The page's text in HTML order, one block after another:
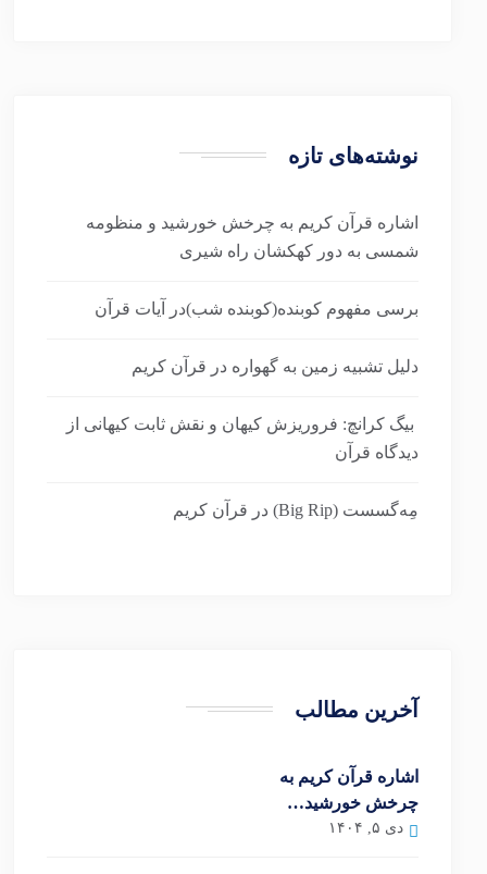
نوشته‌های تازه
اشاره قرآن کریم به چرخش خورشید و منظومه
شمسی به دور کهکشان راه شیری
برسی مفهوم کوبنده(کوبنده شب)در آیات قرآن
دلیل تشبیه زمین به گهواره در قرآن کریم
بیگ کرانچ: فروریزش کیهان و نقش ثابت کیهانی از
دیدگاه قرآن
مِه‌گسست (Big Rip) در قرآن کریم
آخرین مطالب
اشاره قرآن کریم به
چرخش خورشید…
دی ۵, ۱۴۰۴